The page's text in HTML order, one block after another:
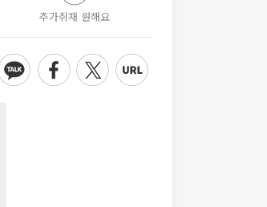
추가취재 원해요